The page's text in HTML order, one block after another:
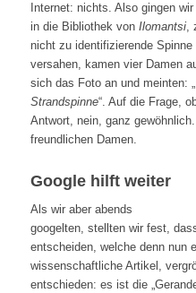
Internet: nichts. Also gingen
in die Bibliothek von Ilomantsi,
nicht zu identifizierende
versahen, kamen vier Damen
sich das Foto an und meinten:
Strandspinne“. Auf die Frage,
Antwort, nein, ganz
freundlichen Damen.
Google hilft weiter
Als wir aber abends
googelten, stellten wir fest,
entscheiden, welche denn nun
wissenschaftliche Artikel,
entschieden: es ist die